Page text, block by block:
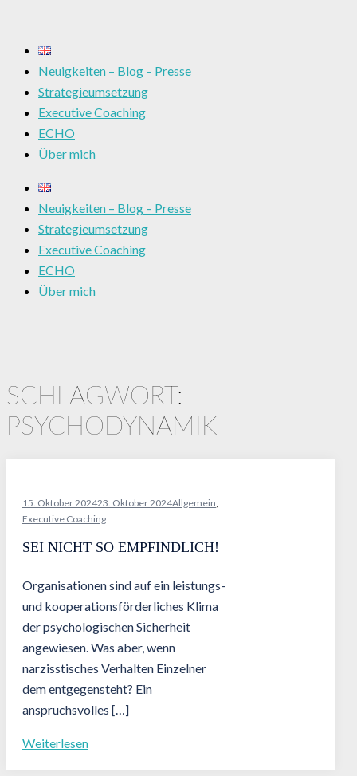
Neuigkeiten – Blog – Presse
Strategieumsetzung
Executive Coaching
ECHO
Über mich
Neuigkeiten – Blog – Presse
Strategieumsetzung
Executive Coaching
ECHO
Über mich
SCHLAGWORT:
PSYCHODYNAMIK
15. Oktober 202423. Oktober 2024Allgemein,
Executive Coaching
SEI NICHT SO EMPFINDLICH!
Organisationen sind auf ein leistungs-
und kooperationsförderliches Klima
der psychologischen Sicherheit
angewiesen. Was aber, wenn
narzisstisches Verhalten Einzelner
dem entgegensteht? Ein
anspruchsvolles […]
Weiterlesen